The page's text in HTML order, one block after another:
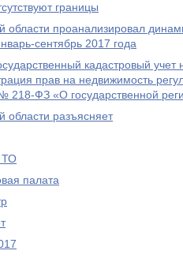
границы
области проанализировал
сентябрь 2017 года
кадастровый учет
прав на недвижимость
218-ФЗ «О государственной
области разъясняет
ТО
палата